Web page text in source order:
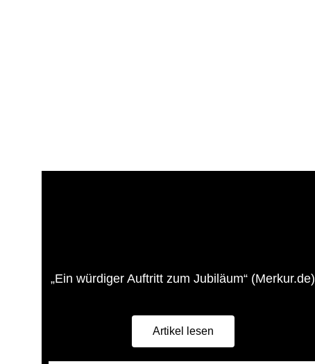
„Ein würdiger Auftritt zum Jubiläum“ (Merkur.de)
Artikel lesen